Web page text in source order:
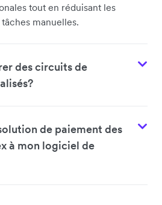
tout en réduisant les
manuelles.
des circuits de
de paiement des
à mon logiciel de